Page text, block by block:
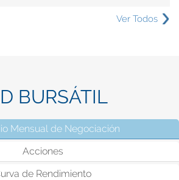
Ver Todos
BURSÁTIL
Mensual de Negociación
Acciones
de Rendimiento